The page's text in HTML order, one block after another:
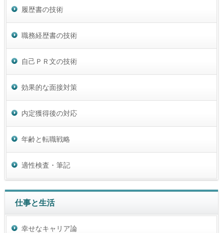
履歴書の技術
職務経歴書の技術
自己ＰＲ文の技術
効果的な面接対策
内定獲得後の対応
年齢と転職戦略
適性検査・筆記
仕事と生活
幸せなキャリア論